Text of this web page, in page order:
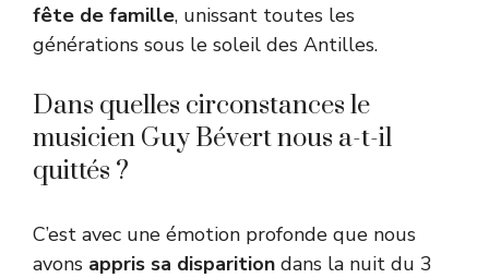
fête de famille, unissant toutes les
générations sous le soleil des Antilles.
Dans quelles circonstances le
musicien Guy Bévert nous a-t-il
quittés ?
C’est avec une émotion profonde que nous
avons appris sa disparition dans la nuit du 3